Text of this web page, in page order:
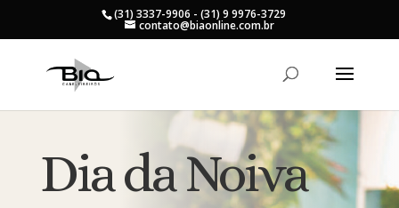
(31) 3337-9906 - (31) 9 9976-3729
contato@biaonline.com.br
Dia da Noiva